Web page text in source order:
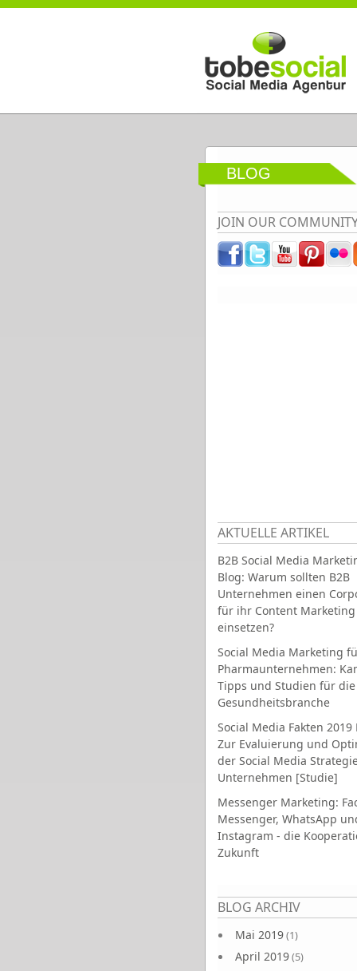
Direkt zum Inhalt
BLOG
JOIN OUR
AKTUELLE ARTIKEL
B2B Social Media
Blog: Warum sollten B2B
Unternehmen einen
für ihr Content Marketing
einsetzen?
Social Media Marketing
Pharmaunternehmen:
Tipps und Studien für die
Gesundheitsbranche
Social Media Fakten 2019
Zur Evaluierung und
der Social Media
Unternehmen [Studie]
Messenger Marketing:
Messenger, WhatsApp
Instagram - die
Zukunft
BLOG ARCHIV
Mai 2019(1)
April 2019(5)
Seiten